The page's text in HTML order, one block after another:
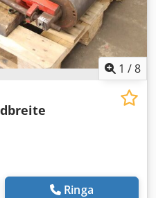
1 /8
Ringa